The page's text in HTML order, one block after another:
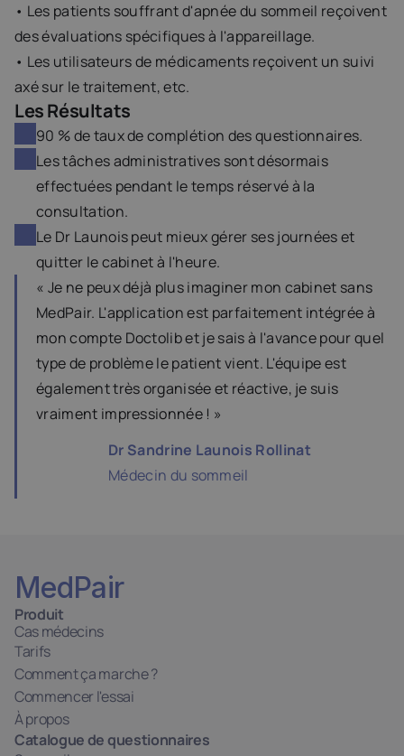
• Les patients souffrant d'apnée du sommeil reçoivent
des évaluations spécifiques à l'appareillage.
• Les utilisateurs de médicaments reçoivent un suivi
axé sur le traitement, etc.
Les Résultats
90 % de taux de complétion des questionnaires.
Les tâches administratives sont désormais
effectuées pendant le temps réservé à la
consultation.
Le Dr Launois peut mieux gérer ses journées et
quitter le cabinet à l'heure.
« Je ne peux déjà plus imaginer mon cabinet sans
MedPair. L'application est parfaitement intégrée à
mon compte Doctolib et je sais à l'avance pour quel
type de problème le patient vient. L'équipe est
également très organisée et réactive, je suis
vraiment impressionnée ! »
Dr Sandrine Launois Rollinat
Médecin du sommeil
MedPair
Produit
Cas médecins
Tarifs
Comment ça marche ?
Commencer l'essai
À propos
Catalogue de questionnaires